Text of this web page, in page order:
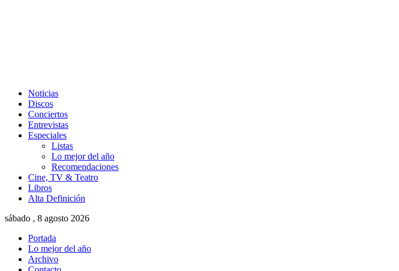
Noticias
Discos
Conciertos
Entrevistas
Especiales
Listas
Lo mejor del año
Recomendaciones
Cine, TV & Teatro
Libros
Alta Definición
sábado , 8 agosto 2026
Portada
Lo mejor del año
Archivo